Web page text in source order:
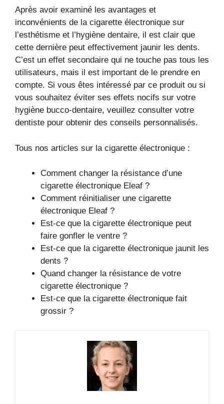
Après avoir examiné les avantages et
inconvénients de la cigarette électronique sur
l’esthétisme et l’hygiène dentaire, il est clair que
cette dernière peut effectivement jaunir les dents.
C’est un effet secondaire qui ne touche pas tous les
utilisateurs, mais il est important de le prendre en
compte. Si vous êtes intéressé par ce produit ou si
vous souhaitez éviter ses effets nocifs sur votre
hygiène bucco-dentaire, veuillez consulter votre
dentiste pour obtenir des conseils personnalisés.
Tous nos articles sur la cigarette électronique :
Comment changer la résistance d’une
cigarette électronique Eleaf ?
Comment réinitialiser une cigarette
électronique Eleaf ?
Est-ce que la cigarette électronique peut
faire gonfler le ventre ?
Est-ce que la cigarette électronique jaunit les
dents ?
Quand changer la résistance de votre
cigarette électronique ?
Est-ce que la cigarette électronique fait
grossir ?